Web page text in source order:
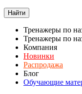
Найти
Тренажеры по
Тренажеры по
Компания
Новинки
Распродажа
Блог
Обучающие